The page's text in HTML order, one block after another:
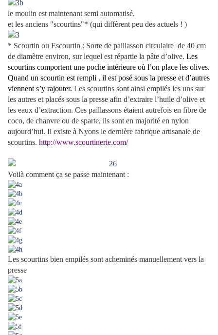
le moulin est maintenant semi automatisé.
et les anciens "scourtins"* (qui diffèrent peu des actuels ! )
* Scourtin ou Escourtin : Sorte de paillasson circulaire de 40 cm
de diamètre environ, sur lequel est répartie la pâte d’olive. Les
scourtins comportent une poche intérieure où l’on place les olives.
Quand un scourtin est rempli , il est posé sous la presse et d’autres
viennent s’y rajouter. Les scourtins sont ainsi empilés les uns sur
les autres et placés sous la presse afin d’extraire l’huile d’olive et
les eaux d’extraction. Ces paillassons étaient autrefois en fibre de
coco, de chanvre ou de sparte, ils sont en majorité en nylon
aujourd’hui. Il existe à Nyons le dernière fabrique artisanale de
scourtins. http://www.scourtinerie.com/
Voilà comment ça se passe maintenant :
Les scourtins bien empilés sont acheminés manuellement vers la
presse